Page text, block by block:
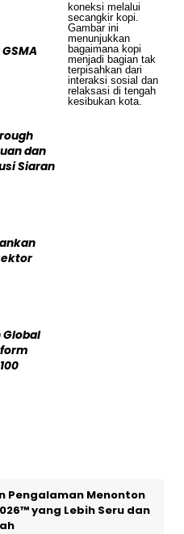
dan
Siaran
Global
Pengalaman Menonton
yang Lebih Seru dan